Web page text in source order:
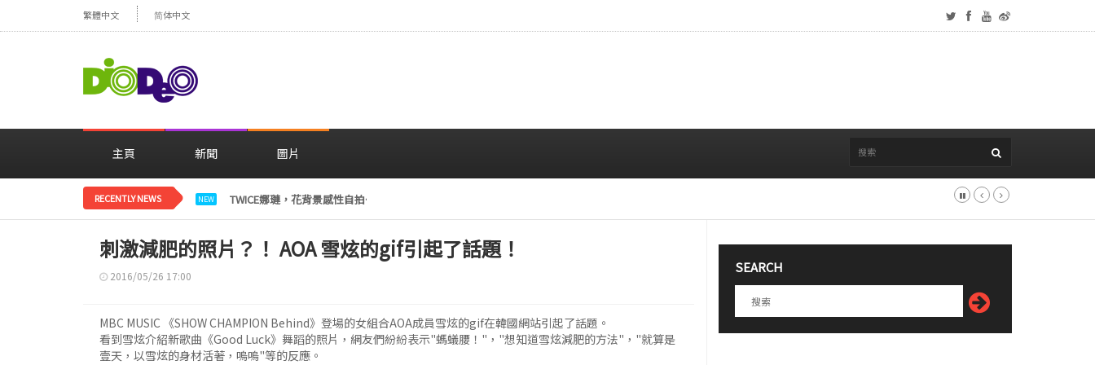
繁體中文 简体中文
主頁 新聞 圖片
RECENTLY NEWS NEW TWICE娜璉，花背景感性自拍…精緻妝容引人注目
刺激減肥的照片？！ AOA 雪炫的gif引起了話題！
2016/05/26 17:00
MBC MUSIC 《SHOW CHAMPION Behind》登場的女組合AOA成員雪炫的gif在韓國網站引起了話題。
看到雪炫介紹新歌曲《Good Luck》舞蹈的照片，網友們紛紛表示"螞蟻腰！"，"想知道雪炫減肥的方法"，"就算是
壹天，以雪炫的身材活著，嗚嗚"等的反應。
SEARCH